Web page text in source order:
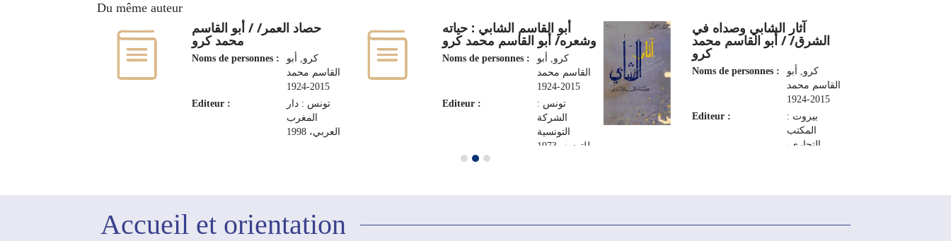
Du même auteur
أبو القاسم الشابي : حياته
وشعره/ أبو القاسم محمد كرو
Noms de personnes :
كرو, أبو
القاسم محمد
2015-1924
Editeur :
تونس :
الشركة
التونسية
للتوزيع، 1973
آثار الشابي وصداه في
الشرق/ / أبو القاسم محمد
كرو
Noms de personnes :
كرو, أبو
القاسم محمد
2015-1924
Editeur :
بيروت :
المكتب
التجاري،
حصاد العمر/ / أبو القاسم
محمد كرو
Noms de personnes :
كرو, أبو
القاسم محمد
2015-1924
Editeur :
تونس : دار
المغرب
العربي، 1998
Accueil et orientation